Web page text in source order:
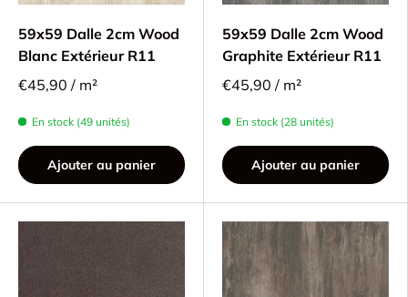
59x59 Dalle 2cm Wood
Blanc Extérieur R11
€45,90 / m²
En stock (49 unités)
Ajouter au panier
59x59 Dalle 2cm Wood
Graphite Extérieur R11
€45,90 / m²
En stock (28 unités)
Ajouter au panier